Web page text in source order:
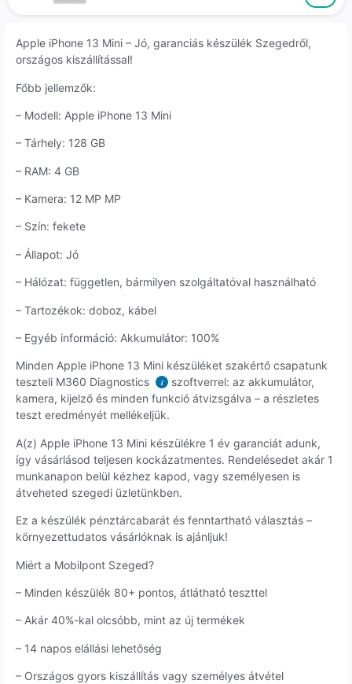
Apple iPhone 13 Mini – Jó, garanciás készülék Szegedről,
országos kiszállítással!
Főbb jellemzők:
– Modell: Apple iPhone 13 Mini
– Tárhely: 128 GB
– RAM: 4 GB
– Kamera: 12 MP MP
– Szín: fekete
– Állapot: Jó
– Hálózat: független, bármilyen szolgáltatóval használható
– Tartozékok: doboz, kábel
– Egyéb információ: Akkumulátor: 100%
Minden Apple iPhone 13 Mini készüléket szakértő csapatunk
teszteli M360 Diagnostics
i
szoftverrel: az akkumulátor,
kamera, kijelző és minden funkció átvizsgálva – a részletes
teszt eredményét mellékeljük.
A(z) Apple iPhone 13 Mini készülékre 1 év garanciát adunk,
így vásárlásod teljesen kockázatmentes. Rendelésedet akár 1
munkanapon belül kézhez kapod, vagy személyesen is
átveheted szegedi üzletünkben.
Ez a készülék pénztárcabarát és fenntartható választás –
környezettudatos vásárlóknak is ajánljuk!
Miért a Mobilpont Szeged?
– Minden készülék 80+ pontos, átlátható teszttel
– Akár 40%-kal olcsóbb, mint az új termékek
– 14 napos elállási lehetőség
– Országos gyors kiszállítás vagy személyes átvétel